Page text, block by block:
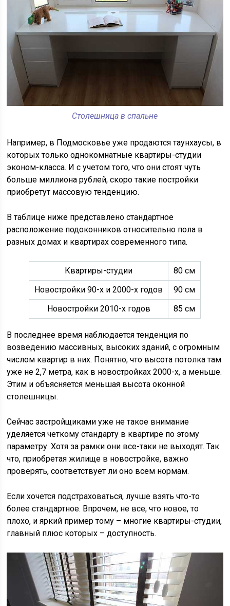
Столешница в спальне
Например, в Подмосковье уже продаются таунхаусы, в
которых только однокомнатные квартиры-студии
эконом-класса. И с учетом того, что они стоят чуть
больше миллиона рублей, скоро такие постройки
приобретут массовую тенденцию.
В таблице ниже представлено стандартное
расположение подоконников относительно пола в
разных домах и квартирах современного типа.
Квартиры-студии
80 см
Новостройки 90-х и 2000-х годов
90 см
Новостройки 2010-х годов
85 см
В последнее время наблюдается тенденция по
возведению массивных, высоких зданий, с огромным
числом квартир в них. Понятно, что высота потолка там
уже не 2,7 метра, как в новостройках 2000-х, а меньше.
Этим и объясняется меньшая высота оконной
столешницы.
Сейчас застройщиками уже не такое внимание
уделяется четкому стандарту в квартире по этому
параметру. Хотя за рамки они все-таки не выходят. Так
что, приобретая жилище в новостройке, важно
проверять, соответствует ли оно всем нормам.
Если хочется подстраховаться, лучше взять что-то
более стандартное. Впрочем, не все, что новое, то
плохо, и яркий пример тому – многие квартиры-студии,
главный плюс которых – доступность.